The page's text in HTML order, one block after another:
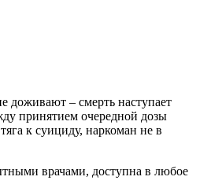
доживают – смерть наступает
принятием очередной дозы
к суициду, наркоман не в
врачами, доступна в любое